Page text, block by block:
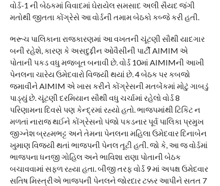
વોર્ડ-1 ની બેઠકમાં વિવાદમાં ઘેરાયેલ સમસાદ અલી સૈયદ જંગી
મતોથી જીતતા કોંગ્રેસે આ વોર્ડની તમામ બેઠકો કબ્જે કરી હતી.
ભરૂચ પાલિકાના રાજકારણમાં આ વખતની ચૂંટણી સૌથી યાદગાર
બની રહેશે, કારણ કે અસદુદ્દીન ઓવૈસીની પાર્ટી AIMIM એ
પોતાની પકડ વધુ મજબૂત બનાવી છે. વોર્ડ 10માં AIMIMની આખી
પેનલના ચારેય ઉમેદવારો વિજયી થયાં છે. 4 બેઠક પર કબજો
જમાવીને AIMIM એ ખાસ કરીને કોંગ્રેસની મતબેંકમાં મોટું ગાબડું
પાડ્યું છે. ચૂંટણી દરમિયાન સૌથી વધુ ચર્ચામાં રહેલો વોર્ડ 8
પરિણામના દિવસે પણ કેન્દ્રમાં રહ્યો હતો. ભાજપમાંથી ટિકિટ ન
મળતાં નારાજ થઈને કોંગ્રેસનો પંજો પકડનાર પૂર્વ પાલિકા પ્રમુખ
જીગ્નેશ બ્રહ્મભટ્ટ અને તેમના પેનલના મહિલા ઉમેદવાર દિનાબેન
ખુમાણ વિજયી થતાં ભાજપની પેનલ તૂટી હતી. જો કે, આ જ વોર્ડમાં
ભાજપના ધનજી ગોહિલ અને ભાવિશા રાણા પોતાની બેઠક
બચાવવામાં સફળ રહ્યા હતા. બીજી તરફ વોર્ડ 9 માં અપક્ષ ઉમેદવાર
સતિષ મિસ્ત્રીએ ભાજપની પેનલને જોરદાર ટક્કર આપીને સતત 7